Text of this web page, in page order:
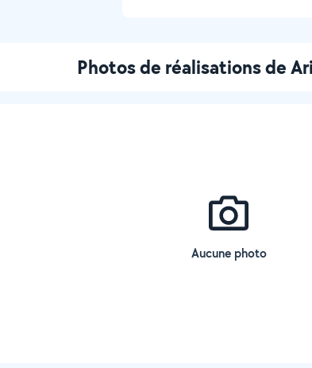
Photos de réalisations de
Aucune photo